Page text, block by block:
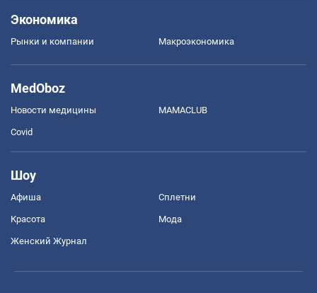
Экономика
Рынки и компании Mакроэкономика
MedOboz
Новости медицины MAMACLUB
Covid
Шоу
Афиша Сплетни
Красота Мода
Женский Журнал